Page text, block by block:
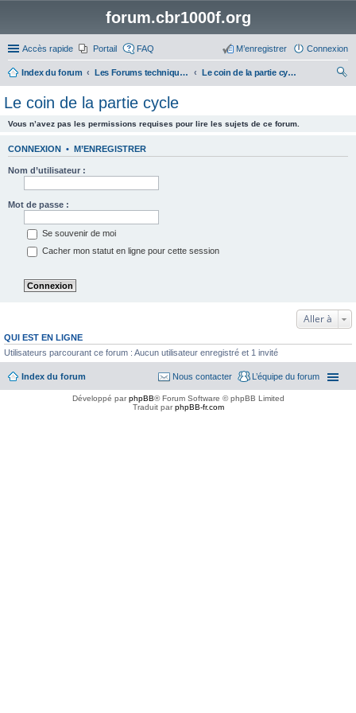
forum.cbr1000f.org
Accès rapide Portail FAQ Connexion
M’enregistrer
Index du forum Les Forums techniques des motos autres que le CBR 1000F
Le coin de la partie cycle
Le coin de la partie cycle
Vous n’avez pas les permissions requises pour lire les sujets de ce forum.
CONNEXION • M’ENREGISTRER
Nom d’utilisateur :
Mot de passe :
Se souvenir de moi
Cacher mon statut en ligne pour cette session
Aller à
QUI EST EN LIGNE
Utilisateurs parcourant ce forum : Aucun utilisateur enregistré et 1 invité
Index du forum L’équipe du forum
Nous contacter
Développé parphpBB® Forum Software © phpBB Limited
Traduit parphpBB-fr.com